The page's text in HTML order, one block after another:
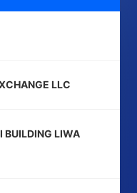
LLC
BUILDING LIWA